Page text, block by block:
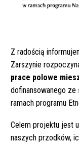
Z radością
Zarszynie
prace polowe
dofinansowanego
ramach programu
Celem projektu jest
naszych przodków,